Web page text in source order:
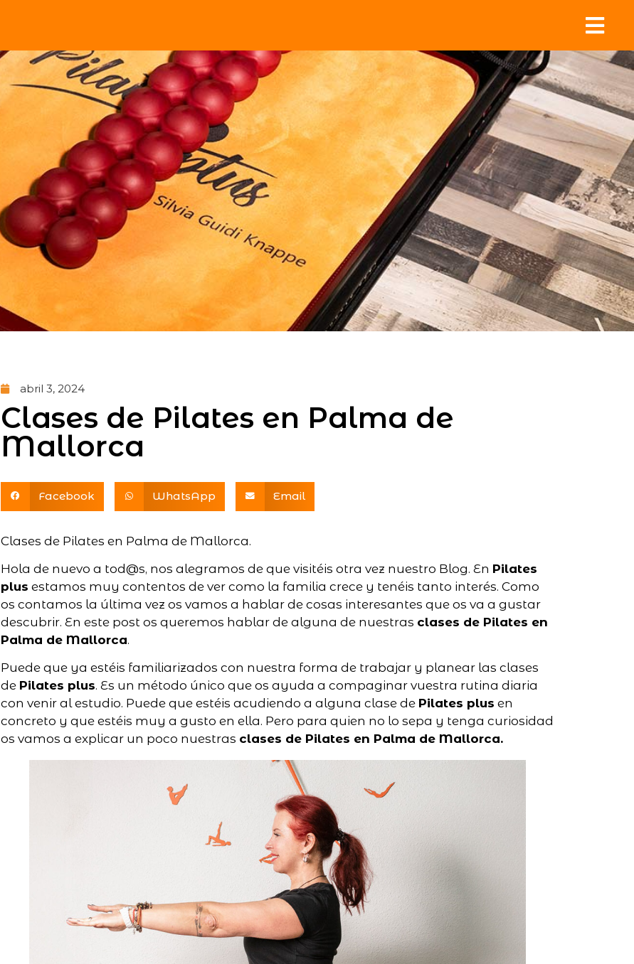
abril 3, 2024
Clases de Pilates en Palma de
Mallorca
Facebook WhatsApp Email
Clases de Pilates en Palma de Mallorca.
Hola de nuevo a tod@s, nos alegramos de que visitéis otra vez nuestro Blog. En Pilates
plus estamos muy contentos de ver como la familia crece y tenéis tanto interés. Como
os contamos la última vez os vamos a hablar de cosas interesantes que os va a gustar
descubrir. En este post os queremos hablar de alguna de nuestras clases de Pilates en
Palma de Mallorca.
Puede que ya estéis familiarizados con nuestra forma de trabajar y planear las clases
de Pilates plus. Es un método único que os ayuda a compaginar vuestra rutina diaria
con venir al estudio. Puede que estéis acudiendo a alguna clase de Pilates plus en
concreto y que estéis muy a gusto en ella. Pero para quien no lo sepa y tenga curiosidad
os vamos a explicar un poco nuestras clases de Pilates en Palma de Mallorca.